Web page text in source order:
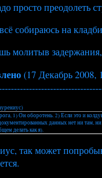
просто преодолеть
собираюсь на
молитыв
(17 Декабрь 2008,
)
1) Он оборотень. 2) Если это и
данных нет ни там, ни
делать как я).
так может